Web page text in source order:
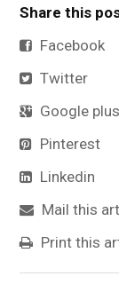
Share this
Facebook
Twitter
Google plus
Pinterest
Linkedin
Mail this
Print this